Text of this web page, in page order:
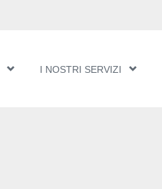
I NOSTRI SERVIZI